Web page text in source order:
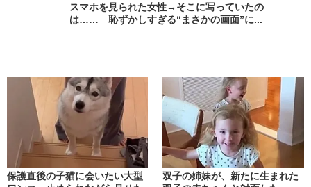
スマホを見られた女性→そこに写っていたの
は…… 恥ずかしすぎる“まさかの画面”に...
保護直後の子猫に会いたい大型
双子の姉妹が、新たに生まれた